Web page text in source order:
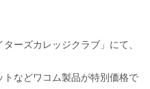
ーズカレッジクラブ」にて、
などワコム製品が特別価格で